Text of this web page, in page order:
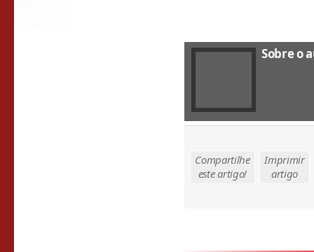
Sobre o
Compartilhe
este artigo!
Imprimir
artigo